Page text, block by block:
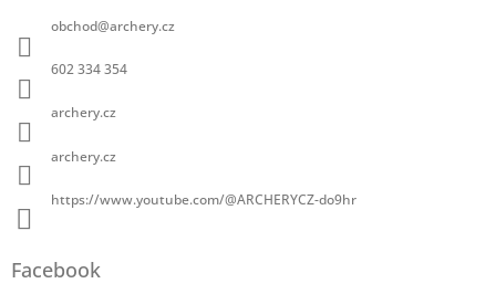
obchod@archery.cz
602 334 354
archery.cz
archery.cz
https://www.youtube.com/@ARCHERYCZ-do9hr
Facebook